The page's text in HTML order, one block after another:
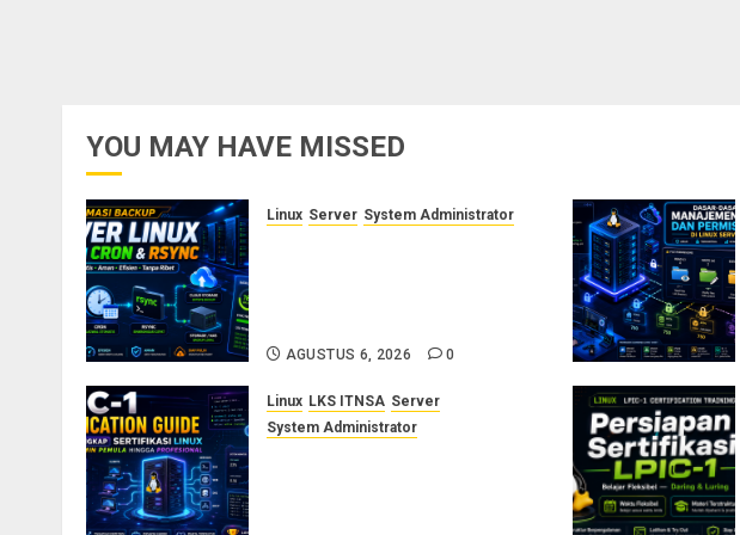
YOU MAY HAVE MISSED
Linux Server System Administrator
AGUSTUS 6, 2026 0
Linux LKS ITNSA Server
System Administrator